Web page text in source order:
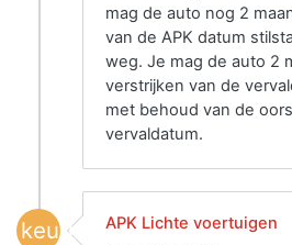
mag de auto nog 2
van de APK datum
weg. Je mag de auto 2
verstrijken van de
met behoud van de
vervaldatum.
keuring APK Lichte voertuigen